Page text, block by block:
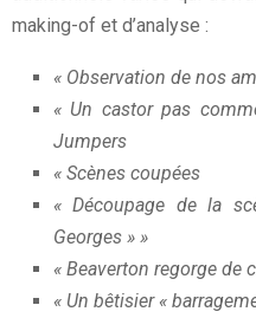
making-of et d’analyse :
« Observation de nos
« Un castor pas
Jumpers
« Scènes coupées
« Découpage de la
Georges » »
« Beaverton regorge de
« Un bêtisier «